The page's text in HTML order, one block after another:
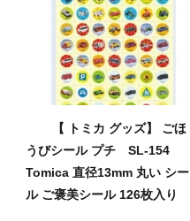
【 トミカ グッズ】 ごほ
うびシール プチ SL-154
Tomica 直径13mm 丸い シー
ル ご褒美シール 126枚入り